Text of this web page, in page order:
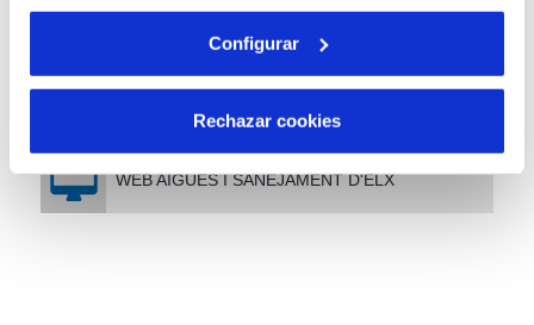
Configurar
Rechazar cookies
INFORMACIÓN ECONÓMICA Y ESTADÍSTICA
NORMATIVA APLICABLE
WEB AIGÜES I SANEJAMENT D'ELX